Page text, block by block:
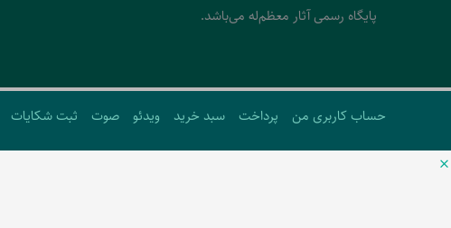
پایگاه رسمی آثار معظم‌له می‌باشد.
حساب کاربری من پرداخت سبد خرید ویدئو صوت ثبت شکایات